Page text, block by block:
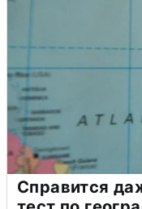
Справится